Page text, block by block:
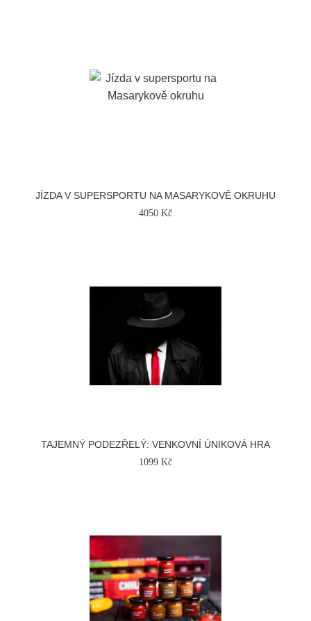
JÍZDA V SUPERSPORTU NA MASARYKOVĚ OKRUHU
4050 Kč
TAJEMNÝ PODEZŘELÝ: VENKOVNÍ ÚNIKOVÁ HRA
1099 Kč